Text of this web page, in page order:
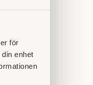
för
enhet